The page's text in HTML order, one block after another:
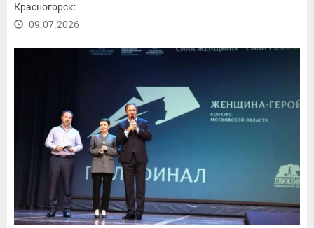
Красногорск:
09.07.2026